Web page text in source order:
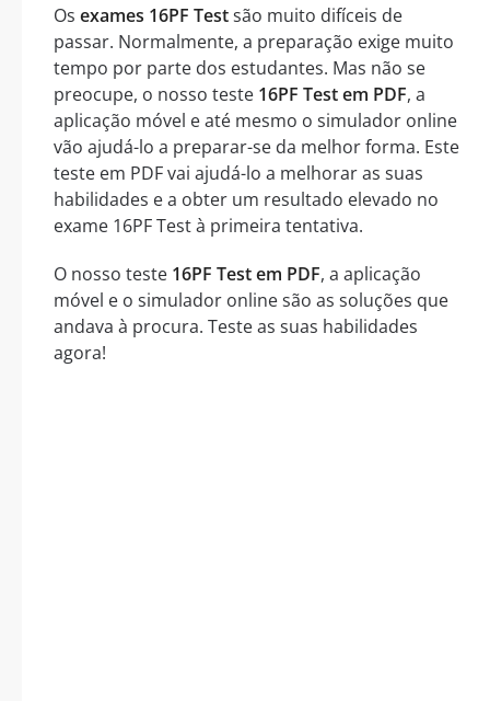
Os exames 16PF Testsão muito difíceis de
passar. Normalmente, a preparação exige muito
tempo por parte dos estudantes. Mas não se
preocupe, o nosso teste 16PF Test em PDF, a
aplicação móvel e até mesmo o simulador online
vão ajudá-lo a preparar-se da melhor forma. Este
teste em PDF vai ajudá-lo a melhorar as suas
habilidades e a obter um resultado elevado no
exame 16PF Test à primeira tentativa.
O nosso teste 16PF Test em PDF, a aplicação
móvel e o simulador online são as soluções que
andava à procura. Teste as suas habilidades
agora!